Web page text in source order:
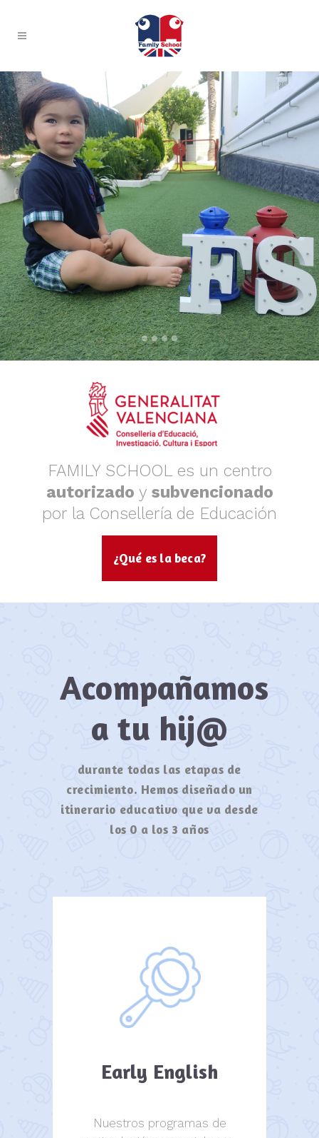
FAMILY SCHOOL es un centro
autorizado y subvencionado
por la Consellería de Educación
¿Qué es la beca?
Acompañamos
a tu hij@
durante todas las etapas de
crecimiento. Hemos diseñado un
itinerario educativo que va desde
los 0 a los 3 años
Early English
Nuestros programas de